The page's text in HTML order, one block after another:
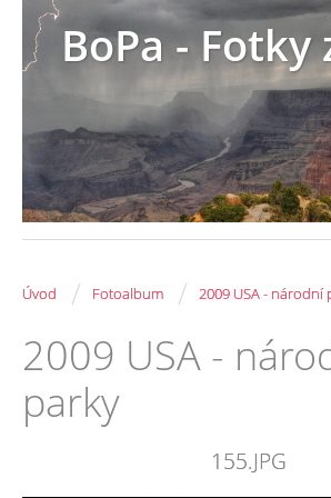
BoPa - Fotky
Úvod / Fotoalbum / 2009 USA - národní
2009 USA -
parky
155.JPG